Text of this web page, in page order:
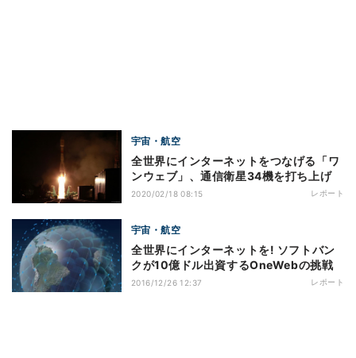
宇宙・航空
全世界にインターネットをつなげる「ワ
ンウェブ」、通信衛星34機を打ち上げ
2020/02/18 08:15 レポート
宇宙・航空
全世界にインターネットを! ソフトバン
クが10億ドル出資するOneWebの挑戦
2016/12/26 12:37 レポート